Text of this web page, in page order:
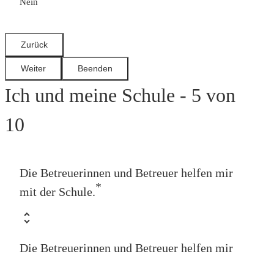
Ich und meine Schule - 5 von
10
Die Betreuerinnen und Betreuer helfen mir
mit der Schule.*
Die Betreuerinnen und Betreuer helfen mir